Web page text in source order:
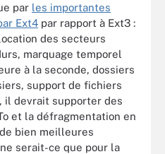
par les importantes
Ext4 par rapport à Ext3 :
des secteurs
marquage temporel
à la seconde, dossiers
support de fichiers
il devrait supporter des
et la défragmentation en
bien meilleures
serait-ce que pour la